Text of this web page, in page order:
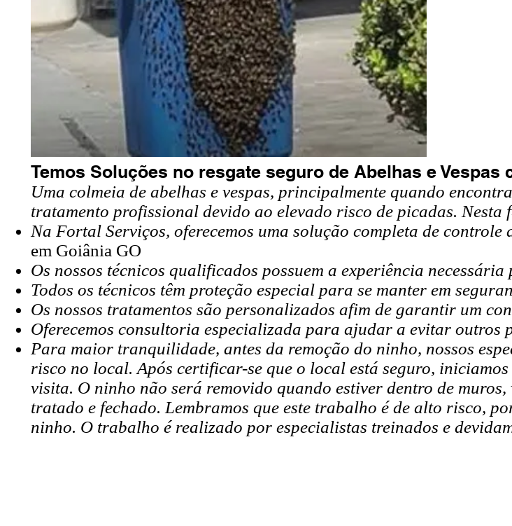
Temos Soluções no resgate seguro de Abelhas e
Uma colmeia de abelhas e vespas, principalmente quando
tratamento profissional devido ao elevado risco de picadas. Nesta
Na Fortal Serviços, oferecemos uma solução completa de controle
em Goiânia GO
Os nossos técnicos qualificados possuem a experiência
Todos os técnicos têm proteção especial para se manter em
Os nossos tratamentos são personalizados afim de garantir um
Oferecemos consultoria especializada para ajudar a evitar outros
Para maior tranquilidade, antes da remoção do ninho, nossos
risco no local. Após certificar-se que o local está seguro,
visita. O ninho não será removido quando estiver dentro de
tratado e fechado. Lembramos que este trabalho é de alto risco,
ninho. O trabalho é realizado por especialistas treinados e